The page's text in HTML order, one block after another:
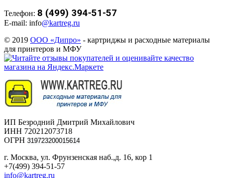
Телефон: 8 (499) 394-51-57
E-mail: info@kartreg.ru
© 2019 ООО «Дипро» - картриджы и расходные материалы
для принтеров и МФУ
ИП Безродний Дмитрий Михайлович
ИНН 720212073718
ОГРН 319723200015614
г. Москва, ул. Фрунзенская наб.,д. 16, кор 1
+7(499) 394-51-57
info@kartreg.ru